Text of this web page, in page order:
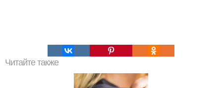
Читайте также